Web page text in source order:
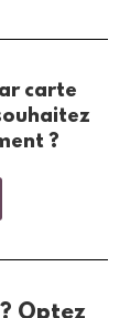
carte
?